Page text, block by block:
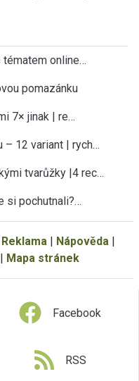
tématem online…
pomazánku
7× jinak | re…
– 12 variant | rych…
tvarůžky |4 rec…
si pochutnali?…
Reklama | Nápověda |
Mapa stránek
Facebook
RSS